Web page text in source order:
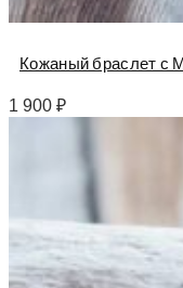
Кожаный браслет
1 900 ₽